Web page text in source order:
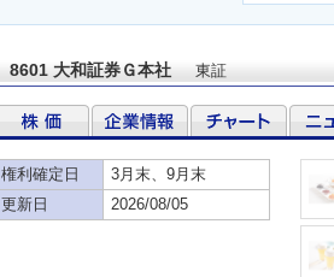
8601 大和証券Ｇ本社 東証
権利確定日
3月末、9月末
更新日
2026/08/05